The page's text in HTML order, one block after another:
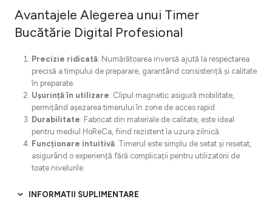
Avantajele Alegerea unui Timer
Bucătărie Digital Profesional
Precizie ridicată: Numărătoarea inversă ajută la respectarea
precisă a timpului de preparare, garantând consistență și calitate
în preparate.
Ușurință în utilizare: Clipul magnetic asigură mobilitate,
permițând așezarea timerului în zone de acces rapid.
Durabilitate: Fabricat din materiale de calitate, este ideal
pentru mediul HoReCa, fiind rezistent la uzura zilnică.
Funcționare intuitivă: Timerul este simplu de setat și resetat,
asigurând o experiență fără complicații pentru utilizatorii de
toate nivelurile.
INFORMATII SUPLIMENTARE